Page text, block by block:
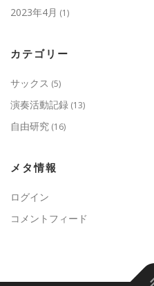
2023年4月 (1)
カテゴリー
サックス (5)
演奏活動記録 (13)
自由研究 (16)
メタ情報
ログイン
コメントフィード